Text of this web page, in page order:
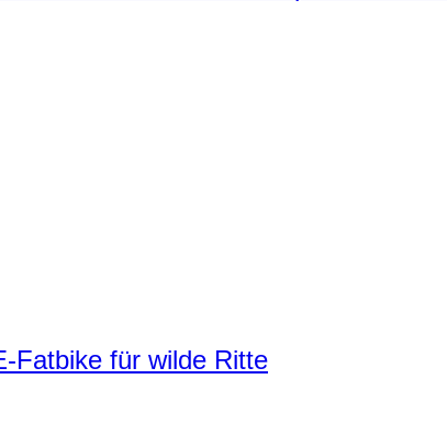
Fatbike für wilde Ritte